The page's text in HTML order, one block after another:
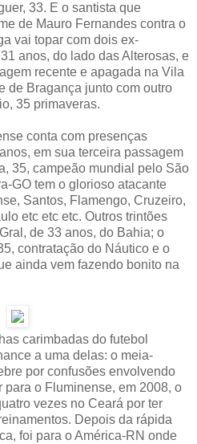
33. E o santista que
de Mauro Fernandes contra o
vai topar com dois ex-
anos, do lado das Alterosas, e
recente e apagada na Vila
de Bragança junto com outro
35 primaveras.
conta com presenças
em sua terceira passagem
35, campeão mundial pelo São
GO tem o glorioso atacante
Santos, Flamengo, Cruzeiro,
etc etc etc. Outros trintões
de 33 anos, do Bahia; o
contratação do Náutico e o
ainda vem fazendo bonito na
carimbadas do futebol
a uma delas: o meia-
por confusões envolvendo
o Fluminense, em 2008, o
vezes no Ceará por ter
Depois da rápida
foi para o América-RN onde